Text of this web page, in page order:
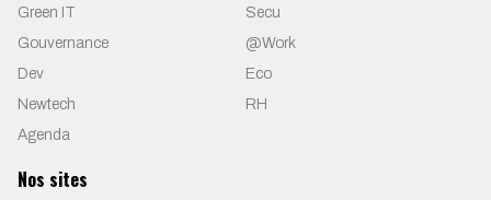
Green IT
Secu
Gouvernance
@Work
Dev
Eco
Newtech
RH
Agenda
Nos sites